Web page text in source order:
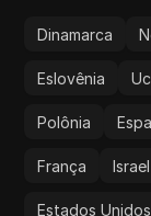
Dinamarca
Eslovênia
Polônia
França Israel
Estados Unidos